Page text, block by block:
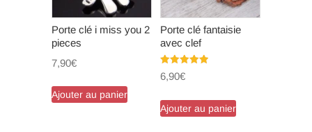
Porte clé i miss you 2
pieces
7,90€
Ajouter au panier
Porte clé fantaisie
avec clef
Note
5.00
6,90€
Ajouter au panier